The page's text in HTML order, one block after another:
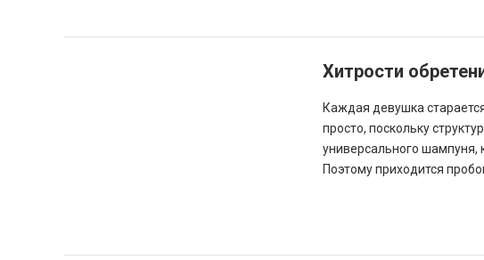
Хитрости
Каждая девушка
просто, поскольку
универсального шампуня,
Поэтому приходится